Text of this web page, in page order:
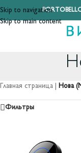
Skip to navigation
Skip to main content
Главная страница
Нова
Фильтры